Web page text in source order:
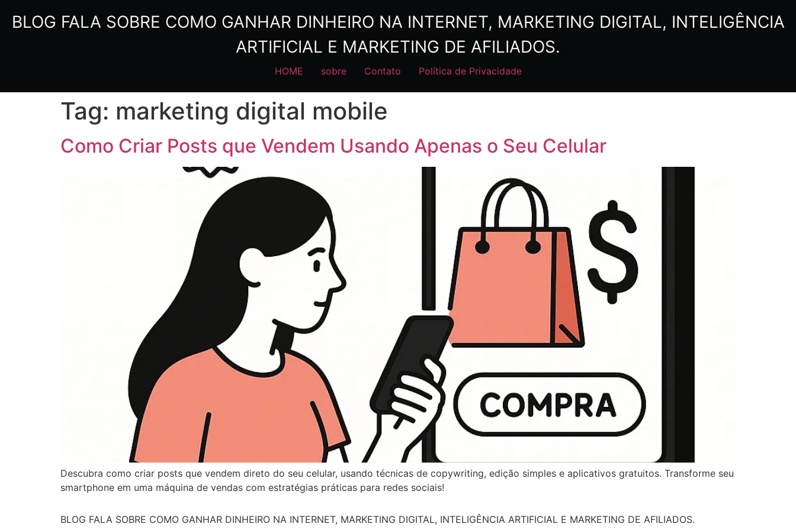
BLOG FALA SOBRE COMO GANHAR DINHEIRO NA INTERNET, MARKETING DIGITAL, INTELIGÊNCIA
ARTIFICIAL E MARKETING DE AFILIADOS.
HOME sobre Contato Política de Privacidade
Tag: marketing digital mobile
Como Criar Posts que Vendem Usando Apenas o Seu Celular
Descubra como criar posts que vendem direto do seu celular, usando técnicas de copywriting, edição simples e aplicativos gratuitos. Transforme seu
smartphone em uma máquina de vendas com estratégias práticas para redes sociais!
BLOG FALA SOBRE COMO GANHAR DINHEIRO NA INTERNET, MARKETING DIGITAL, INTELIGÊNCIA ARTIFICIAL E MARKETING DE AFILIADOS.